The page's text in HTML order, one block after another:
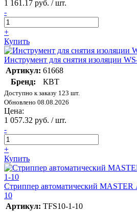
1 161.17 руб. / шт.
-
+
Купить
Инструмент для снятия изоляции
Артикул: 61668
Бренд:
КВТ
Доступно к заказу 123 шт.
Обновлено 08.08.2026
Цена:
1 057.32 руб. / шт.
-
+
Купить
Стриппер автоматический
10
Артикул: TFS10-1-10